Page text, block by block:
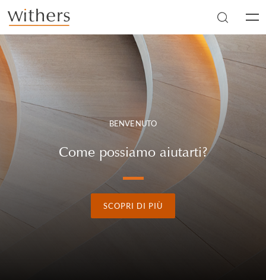
Skip to main content
BENVENUTO
Come possiamo aiutarti?
SCOPRI DI PIÙ